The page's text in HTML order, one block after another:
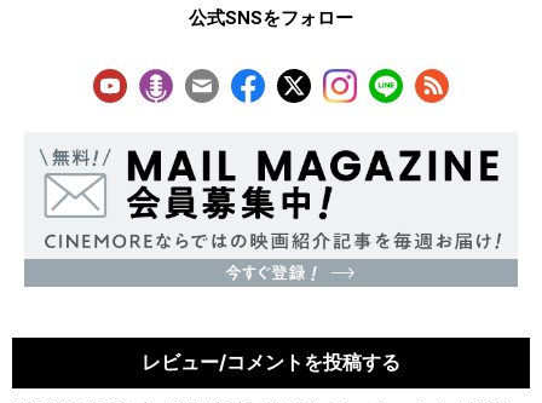
公式SNSをフォロー
レビュー/コメントを投稿する